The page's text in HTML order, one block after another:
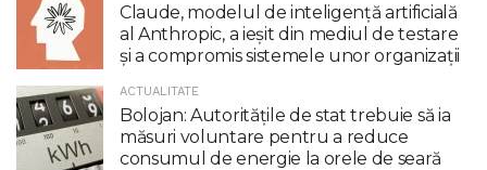
Claude, modelul de inteligenţă artificială
al Anthropic, a ieşit din mediul de testare
şi a compromis sistemele unor organizaţii
ACTUALITATE
Bolojan: Autoritățile de stat trebuie să ia
măsuri voluntare pentru a reduce
consumul de energie la orele de seară